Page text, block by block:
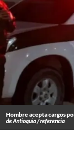
Hombre acepta cargos
de Antioquia / referencia